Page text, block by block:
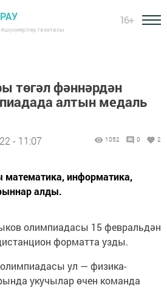
газетасы
16+
төгәл фәннәрдән
алтын медаль
- 11:07 1052 0 2
математика, информатика,
алды.
олимпиадасы 15 февральдән
форматта узды.
ул — физика-
укучылар өчен команда